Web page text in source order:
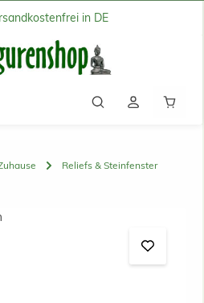
in DE
Reliefs & Steinfenster